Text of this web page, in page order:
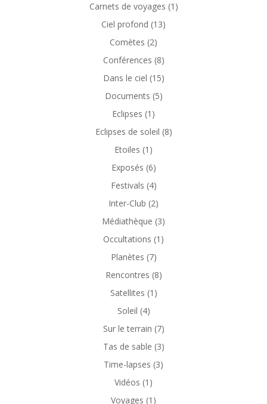
Carnets de voyages (1)
Ciel profond (13)
Comètes (2)
Conférences (8)
Dans le ciel (15)
Documents (5)
Eclipses (1)
Eclipses de soleil (8)
Etoiles (1)
Exposés (6)
Festivals (4)
Inter-Club (2)
Médiathèque (3)
Occultations (1)
Planètes (7)
Rencontres (8)
Satellites (1)
Soleil (4)
Sur le terrain (7)
Tas de sable (3)
Time-lapses (3)
Vidéos (1)
Voyages (1)